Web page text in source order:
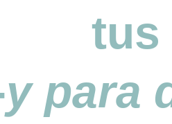
y para